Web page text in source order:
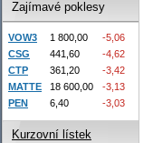
Zajímavé poklesy
VOW3 1 800,00
-5,06
CSG
441,60
-4,62
CTP
361,20
-3,42
MATTE
18 600,00
-3,13
PEN
6,40 -3,03
Kurzovní lístek